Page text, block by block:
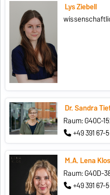
Lys Ziebell
Dr. Sandra
Raum: G40C-
+49 391
M.A. Lena Klos
Raum: G40D-
+49 391 67-